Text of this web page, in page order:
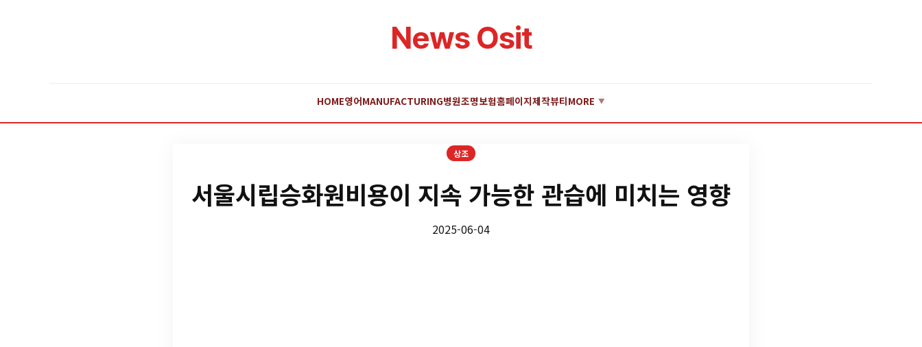
News Osit
HOME영어MANUFACTURING병원조명보험홈페이지제작뷰티MORE ▼
상조
서울시립승화원비용이 지속 가능한 관습에 미치는 영향
2025-06-04